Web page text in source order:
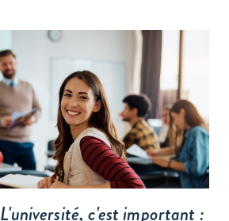
L'université, c'est important :